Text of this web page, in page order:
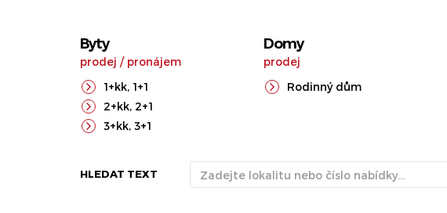
Byty
prodej / pronájem
1+kk, 1+1
2+kk, 2+1
3+kk, 3+1
Domy
prodej
Rodinný dům
HLEDAT TEXT